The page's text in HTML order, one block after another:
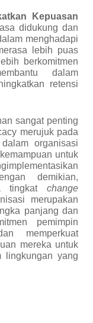
Kepuasan
didukung dan
menghadapi
lebih puas
berkomitmen
dalam
retensi
sangat penting
merujuk pada
organisasi
untuk
demikian,
tingkat change
merupakan
panjang dan
pemimpin
memperkuat
mereka untuk
lingkungan yang